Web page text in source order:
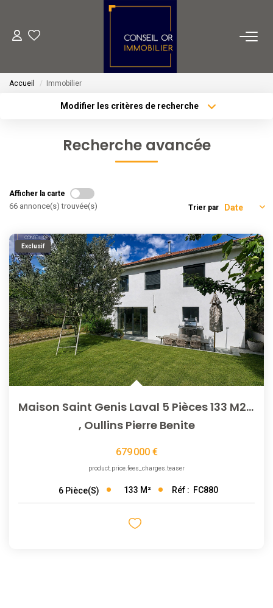
Gestion
Financement
ESTIMATION
NOTRE AGENCE
L'agence
L'équipe
Nous Rejoindre
EXTRANET
CONTACT
Accueil Immobilier
Modifier les critères de recherche
Recherche avancée
Afficher la carte
66 annonce(s) trouvée(s) Trier par
Exclusif
Maison Saint Genis Laval 5 Pièces 133 M2 - 526 M2 Terrain -
, Oullins Pierre Benite
679 000 €
product.price.fees_charges.teaser
6 Pièce(s) 133 M² Réf : FC880